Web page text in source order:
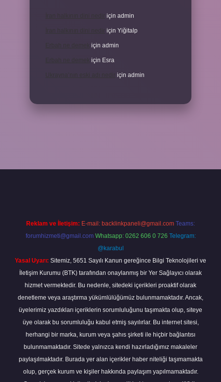
için admin
için Yiğitalp
Erbah ne demek için admin
Erbah ne demek için Esra
için admin
Reklam ve İletişim: E-mail: backlinkpaneli@gmail.com Teams:
forumhizmeti@gmail.com Whatsapp: 0262 606 0 726 Telegram:
@karabul
Yasal Uyarı: Sitemiz, 5651 Sayılı Kanun gereğince Bilgi Teknolojileri ve
İletişim Kurumu (BTK) tarafından onaylanmış bir Yer Sağlayıcı olarak
hizmet vermektedir. Bu nedenle, sitedeki içerikleri proaktif olarak
denetleme veya araştırma yükümlülüğümüz bulunmamaktadır. Ancak,
üyelerimiz yazdıkları içeriklerin sorumluluğunu taşımakta olup, siteye
üye olarak bu sorumluluğu kabul etmiş sayılırlar. Bu internet sitesi,
herhangi bir marka, kurum veya şahıs şirketi ile hiçbir bağlantısı
bulunmamaktadır. Sitede yalnızca kendi hazırladığımız makaleler
paylaşılmaktadır. Burada yer alan içerikler haber niteliği taşımamakta
olup, gerçek kurum ve kişiler hakkında paylaşım yapılmamaktadır.